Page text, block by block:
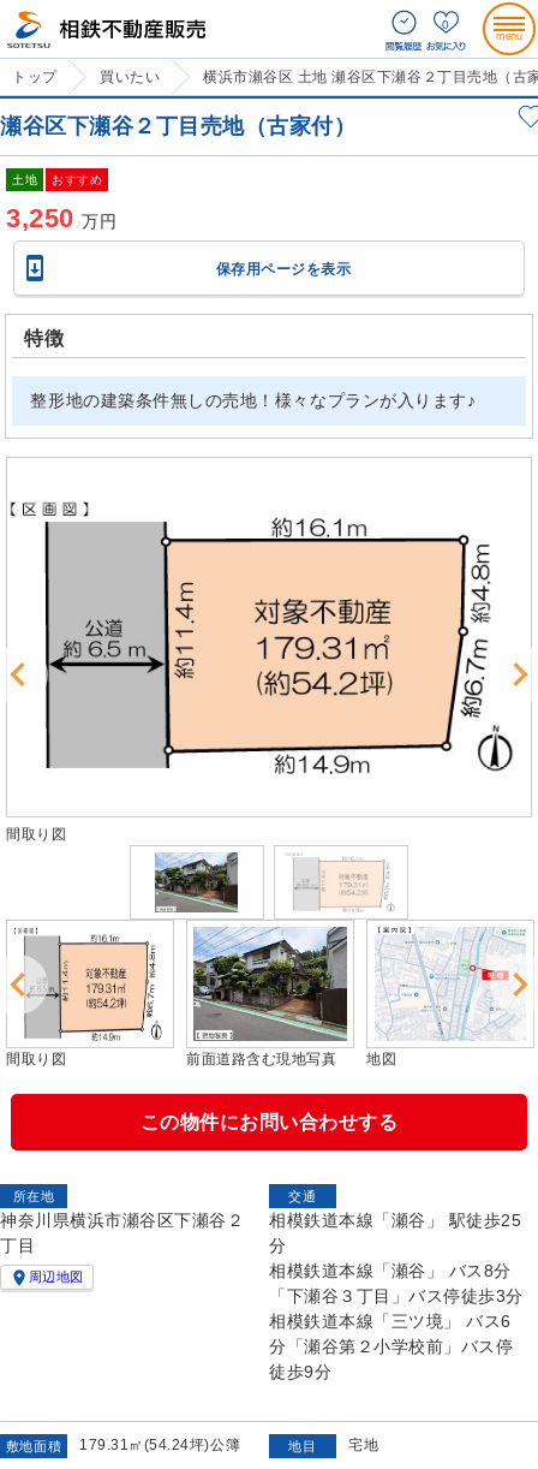
0
トップ 買いたい 横浜市瀬谷区 土地 瀬谷区下瀬谷２丁目売地（古
瀬谷区下瀬谷２丁目売地（古家付）
土地 おすすめ
3,250万円
 保存用ページを表示
特徴
整形地の建築条件無しの売地！様々なプランが入ります♪
取り図 前面道路含む現地写真 地図
この物件にお問い合わせする
所在地
神奈川県横浜市瀬谷区下瀬谷２
丁目
 周辺地図
交通
相模鉄道本線「瀬谷」 駅徒歩25
分
相模鉄道本線「瀬谷」 バス8分
「下瀬谷３丁目」バス停徒歩3分
相模鉄道本線「三ツ境」 バス6
分「瀬谷第２小学校前」バス停
徒歩9分
敷地面積 179.31㎡(54.24坪)公簿 地目 宅地